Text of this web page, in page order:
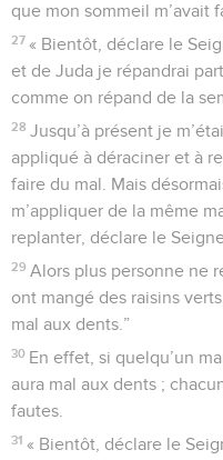
que mon sommeil m’avait
27 « Bientôt, déclare le
et de Juda je répandrai
comme on répand de la
28 Jusqu’à présent je
appliqué à déraciner et à
faire du mal. Mais
m’appliquer de la même
replanter, déclare le
29 Alors plus personne ne
ont mangé des raisins
mal aux dents.”
30 En effet, si quelqu’un
aura mal aux dents ;
fautes.
31 « Bientôt, déclare le